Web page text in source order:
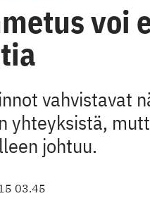
voi
vahvistavat
yhteyksistä,
johtuu.
03.45